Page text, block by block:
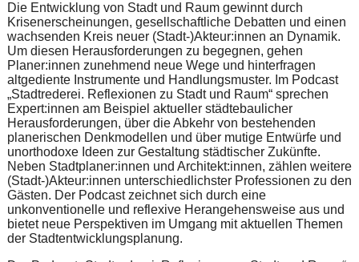
Die Entwicklung von Stadt und Raum gewinnt durch
Krisenerscheinungen, gesellschaftliche Debatten und einen
wachsenden Kreis neuer (Stadt-)Akteur:innen an Dynamik.
Um diesen Herausforderungen zu begegnen, gehen
Planer:innen zunehmend neue Wege und hinterfragen
altgediente Instrumente und Handlungsmuster. Im Podcast
„Stadtrederei. Reflexionen zu Stadt und Raum“ sprechen
Expert:innen am Beispiel aktueller städtebaulicher
Herausforderungen, über die Abkehr von bestehenden
planerischen Denkmodellen und über mutige Entwürfe und
unorthodoxe Ideen zur Gestaltung städtischer Zukünfte.
Neben Stadtplaner:innen und Architekt:innen, zählen weitere
(Stadt-)Akteur:innen unterschiedlichster Professionen zu den
Gästen. Der Podcast zeichnet sich durch eine
unkonventionelle und reflexive Herangehensweise aus und
bietet neue Perspektiven im Umgang mit aktuellen Themen
der Stadtentwicklungsplanung.